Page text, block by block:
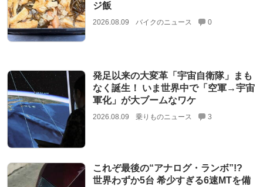
ジ飯
2026.08.09 バイクのニュース 0
発足以来の大変革「宇宙自衛隊」まも
なく誕生！ いま世界中で「空軍→宇宙
軍化」が大ブームなワケ
2026.08.09 乗りものニュース 3
これぞ最後の“アナログ・ランボ”!?
世界わずか5台 希少すぎる6速MTを備